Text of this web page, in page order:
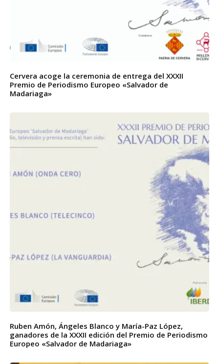
Cervera acoge la ceremonia de entrega del XXXII
Premio de Periodismo Europeo «Salvador de
Madariaga»
Ruben Amón, Ángeles Blanco y María-Paz López,
ganadores de la XXXII edición del Premio de Periodismo
Europeo «Salvador de Madariaga»